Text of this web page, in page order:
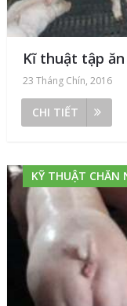
Kĩ thuật tập
23 Tháng Chín, 2016
CHI TIẾT
KỸ THUẬT CHĂN